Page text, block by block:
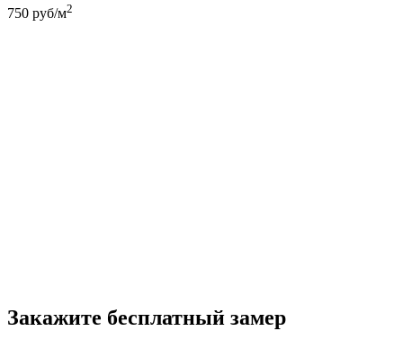
750 руб/м2
Закажите бесплатный замер